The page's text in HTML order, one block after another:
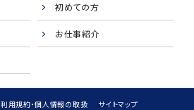
初めての方
お仕事紹介
利用規約・個人情報の取扱
サイトマップ